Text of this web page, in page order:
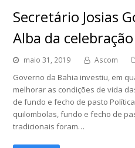
Secretário Josias
Alba da
maio 31, 2019 Ascom
Governo da Bahia investiu, em
melhorar as condições de vida
de fundo e fecho de pasto
quilombolas, fundo e fecho de
tradicionais foram…